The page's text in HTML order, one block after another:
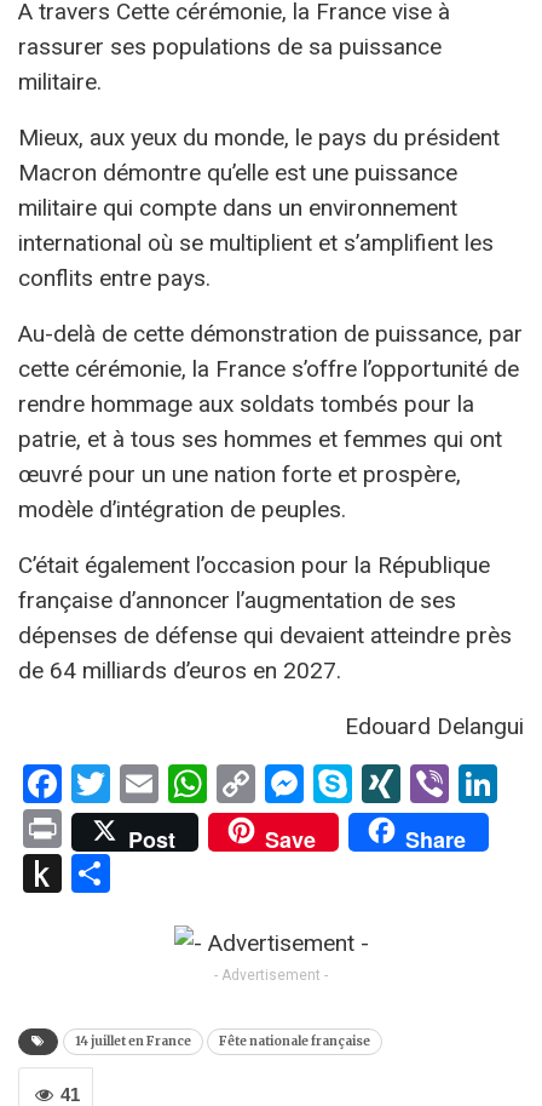
A travers Cette cérémonie, la France vise à
rassurer ses populations de sa puissance
militaire.
Mieux, aux yeux du monde, le pays du président
Macron démontre qu’elle est une puissance
militaire qui compte dans un environnement
international où se multiplient et s’amplifient les
conflits entre pays.
Au-delà de cette démonstration de puissance, par
cette cérémonie, la France s’offre l’opportunité de
rendre hommage aux soldats tombés pour la
patrie, et à tous ses hommes et femmes qui ont
œuvré pour un une nation forte et prospère,
modèle d’intégration de peuples.
C’était également l’occasion pour la République
française d’annoncer l’augmentation de ses
dépenses de défense qui devaient atteindre près
de 64 milliards d’euros en 2027.
Edouard Delangui
Facebook
Twitter
EmailWhatsApp
Copy
Link
Messenger
SkypeXINGViber
PrintPost Save Share
Push
- Advertisement -
14 juillet en France Fête nationale française
41